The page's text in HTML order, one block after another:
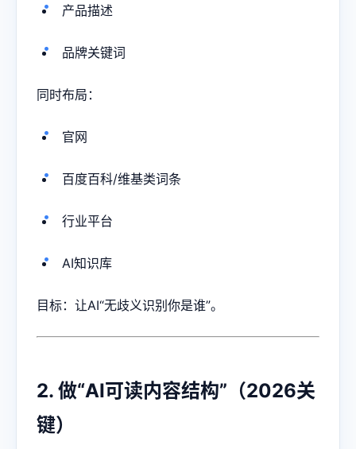
产品描述
品牌关键词
同时布局：
官网
百度百科/维基类词条
行业平台
AI知识库
目标：让AI“无歧义识别你是谁”。
2. 做“AI可读内容结构”（2026关
键）